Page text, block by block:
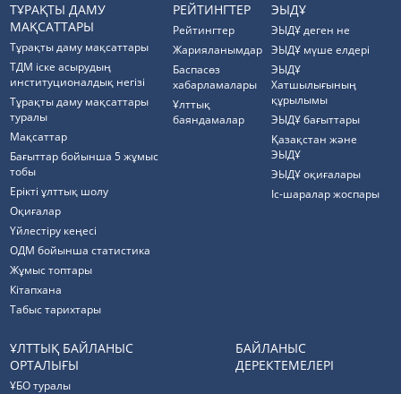
ТҰРАҚТЫ ДАМУ
МАҚСАТТАРЫ
Тұрақты даму мақсаттары
ТДМ іске асырудың
институционалдық негізі
Тұрақты даму мақсаттары
туралы
Мақсаттар
Бағыттар бойынша 5 жұмыс
тобы
Ерікті ұлттық шолу
Оқиғалар
Үйлестіру кеңесі
ОДМ бойынша статистика
Жұмыс топтары
Кітапхана
Табыс тарихтары
РЕЙТИНГТЕР
Рейтингтер
Жарияланымдар
Баспасөз
хабарламалары
Ұлттық
баяндамалар
ЭЫДҰ
ЭЫДҰ деген не
ЭЫДҰ мүше елдері
ЭЫДҰ
Хатшылығының
құрылымы
ЭЫДҰ бағыттары
Қазақстан және
ЭЫДҰ
ЭЫДҰ оқиғалары
Іс-шаралар жоспары
ҰЛТТЫҚ БАЙЛАНЫС
ОРТАЛЫҒЫ
ҰБО туралы
БАЙЛАНЫС
ДЕРЕКТЕМЕЛЕРІ